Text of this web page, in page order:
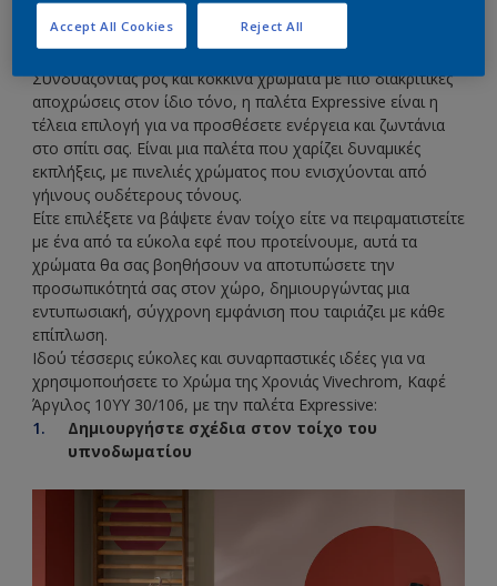
Expressive, μία από τις εύχρηστες παλέτες που έχουμε
δημιουργήσει για να σας βοηθήσουμε να μεταμορφώσετε
τους τοίχους σας.
Συνδυάζοντας ροζ και κόκκινα χρώματα με πιο διακριτικές
αποχρώσεις στον ίδιο τόνο, η παλέτα Expressive είναι η
τέλεια επιλογή για να προσθέσετε ενέργεια και ζωντάνια
στο σπίτι σας. Είναι μια παλέτα που χαρίζει δυναμικές
εκπλήξεις, με πινελιές χρώματος που ενισχύονται από
γήινους ουδέτερους τόνους.
Είτε επιλέξετε να βάψετε έναν τοίχο είτε να πειραματιστείτε
με ένα από τα εύκολα εφέ που προτείνουμε, αυτά τα
χρώματα θα σας βοηθήσουν να αποτυπώσετε την
προσωπικότητά σας στον χώρο, δημιουργώντας μια
εντυπωσιακή, σύγχρονη εμφάνιση που ταιριάζει με κάθε
επίπλωση.
Ιδού τέσσερις εύκολες και συναρπαστικές ιδέες για να
χρησιμοποιήσετε το Χρώμα της Χρονιάς Vivechrom, Καφέ
Άργιλος 10YY 30/106, με την παλέτα Expressive:
Δημιουργήστε σχέδια στον τοίχο του
υπνοδωματίου
Reject All
Accept All Cookies